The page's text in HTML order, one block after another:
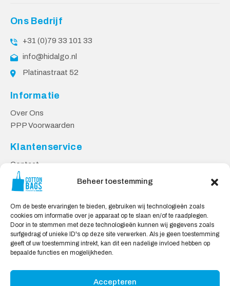
Beheer toestemming
Om de beste ervaringen te bieden, gebruiken wij technologieën zoals
cookies om informatie over je apparaat op te slaan en/of te raadplegen.
Door in te stemmen met deze technologieën kunnen wij gegevens zoals
surfgedrag of unieke ID's op deze site verwerken. Als je geen toestemming
geeft of uw toestemming intrekt, kan dit een nadelige invloed hebben op
bepaalde functies en mogelijkheden.
Accepteren
Ons Bedrijf
+31 (0)79 33 101 33
info@hidalgo.nl
Platinastraat 52
Informatie
Over Ons
PPP Voorwaarden
Klantenservice
Contact
Privacy Voorwaarden
Levering en Retourneren
Veilig Shoppen
Mijn account
Winkelwagen
Wij Accepteren: